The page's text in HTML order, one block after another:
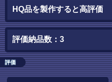
HQ品を製作すると高評価
評価納品数：3
評価